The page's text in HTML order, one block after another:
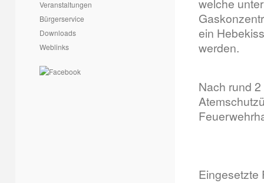
Veranstaltungen
Bürgerservice
Downloads
Weblinks
welche
ein
werden.
Nach rund
Eingesetzte